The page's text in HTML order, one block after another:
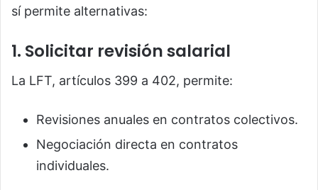
sí permite alternativas:
1. Solicitar revisión salarial
La LFT, artículos 399 a 402, permite:
Revisiones anuales en contratos colectivos.
Negociación directa en contratos
individuales.